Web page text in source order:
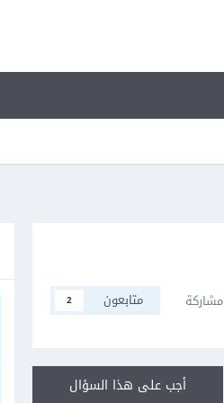
مشاركة متابعون 2
أجب على هذا السؤال